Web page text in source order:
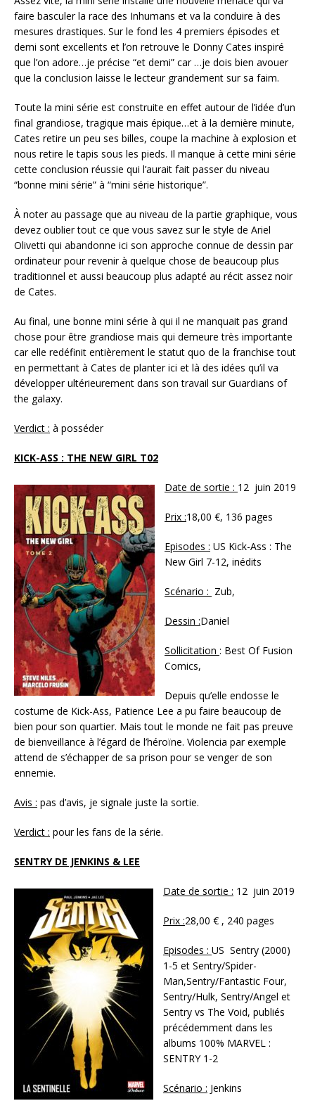
faire basculer la race des Inhumans et va la conduire à des
mesures drastiques. Sur le fond les 4 premiers épisodes et
demi sont excellents et l’on retrouve le Donny Cates inspiré
que l’on adore…je précise “et demi” car …je dois bien avouer
que la conclusion laisse le lecteur grandement sur sa faim.
Toute la mini série est construite en effet autour de l’idée d’un
final grandiose, tragique mais épique…et à la dernière minute,
Cates retire un peu ses billes, coupe la machine à explosion et
nous retire le tapis sous les pieds. Il manque à cette mini série
cette conclusion réussie qui l’aurait fait passer du niveau
“bonne mini série” à “mini série historique”.
À noter au passage que au niveau de la partie graphique, vous
devez oublier tout ce que vous savez sur le style de Ariel
Olivetti qui abandonne ici son approche connue de dessin par
ordinateur pour revenir à quelque chose de beaucoup plus
traditionnel et aussi beaucoup plus adapté au récit assez noir
de Cates.
Au final, une bonne mini série à qui il ne manquait pas grand
chose pour être grandiose mais qui demeure très importante
car elle redéfinit entièrement le statut quo de la franchise tout
en permettant à Cates de planter ici et là des idées qu’il va
développer ultérieurement dans son travail sur Guardians of
the galaxy.
Verdict : à posséder
KICK-ASS : THE NEW GIRL T02
Date de sortie : 12 juin 2019
Prix :18,00 €, 136 pages
Episodes : US Kick-Ass : The
New Girl 7-12, inédits
Scénario : Zub,
Dessin :Daniel
Sollicitation : Best Of Fusion
Comics,
Depuis qu’elle endosse le
costume de Kick-Ass, Patience Lee a pu faire beaucoup de
bien pour son quartier. Mais tout le monde ne fait pas preuve
de bienveillance à l’égard de l’héroïne. Violencia par exemple
attend de s’échapper de sa prison pour se venger de son
ennemie.
Avis : pas d’avis, je signale juste la sortie.
Verdict : pour les fans de la série.
SENTRY DE JENKINS & LEE
Date de sortie : 12 juin 2019
Prix :28,00 € , 240 pages
Episodes : US Sentry (2000)
1-5 et Sentry/Spider-
Man,Sentry/Fantastic Four,
Sentry/Hulk, Sentry/Angel et
Sentry vs The Void, publiés
précédemment dans les
albums 100% MARVEL :
SENTRY 1-2
Scénario : Jenkins